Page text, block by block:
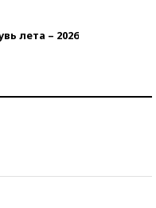
лета – 2026